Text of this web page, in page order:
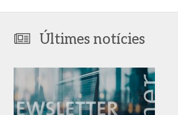
Últimes notícies